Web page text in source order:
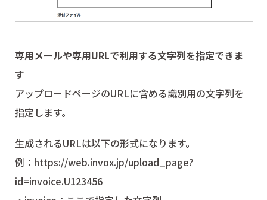
専用メールや専用URLで利用する文字列を指定できま
す
アップロードページのURLに含める識別用の文字列を
指定します。
生成されるURLは以下の形式になります。
例：https://web.invox.jp/upload_page?
id=invoice.U123456